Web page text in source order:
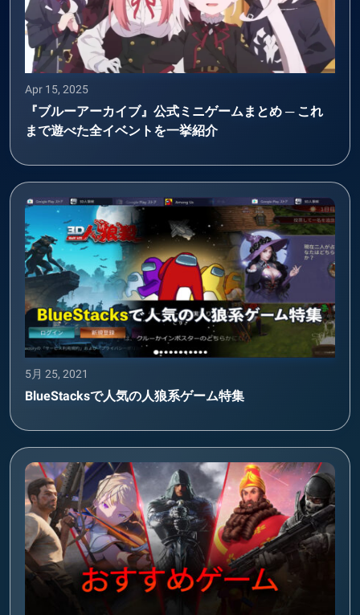
Apr 15, 2025
『ブルーアーカイブ』公式ミニゲームまとめ ─ これ
まで遊べた全イベントを一挙紹介
5月 25, 2021
BlueStacksで人気の人狼系ゲーム特集